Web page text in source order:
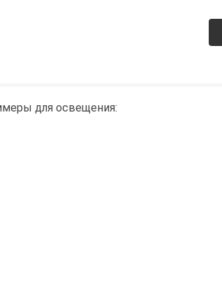
для освещения: